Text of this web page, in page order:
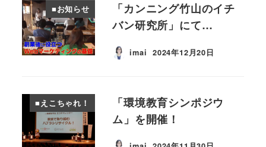
■お知らせ
「カンニング竹山のイチ
バン研究所」にて…
imai 投稿日
2024年12月20日
■えこちゃれ！
「環境教育シンポジウ
ム」を開催！